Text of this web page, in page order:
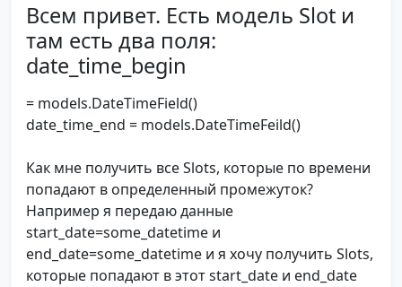
Всем привет. Есть модель Slot и
там есть два поля:
date_time_begin
= models.DateTimeField()
date_time_end = models.DateTimeFeild()
Как мне получить все Slots, которые по времени
попадают в определенный промежуток?
Например я передаю данные
start_date=some_datetime и
end_date=some_datetime и я хочу получить Slots,
которые попадают в этот start_date и end_date